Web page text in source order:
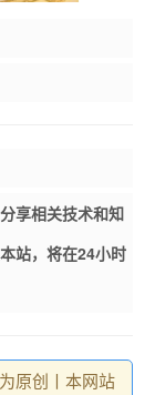
享相关技术和知
站，将在24小时
原创丨本网站